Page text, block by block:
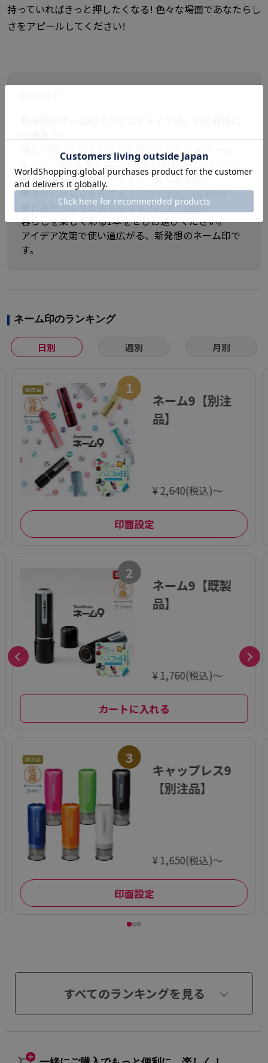
持っていればきっと押したくなる! 色々な場面であなたらし
さをアピールしてください!
誰もが持っているおなじみの「シヤチハタ ネーム
9」に、個性を表すユニークな印面をラインナップ。
●どんな相手にも読みやすい「ふりがな印」
●あなたらしさを押せる「イラスト入り印象印」
●日常がちょっと楽しくなる「パターン印」
暮らしを楽しく彩る1本をぜひお選びください。
アイデア次第で使い道広がる、新発想のネーム印で
す。
ネーム印のランキング
日別 週別 月別
1
ネーム9【別注
品】
¥ 2,640(税込)～
印面設定
2
ネーム9【既製
品】
¥ 1,760(税込)～
カートに入れる
3
キャップレス9
【別注品】
¥ 1,650(税込)～
印面設定
すべてのランキングを見る